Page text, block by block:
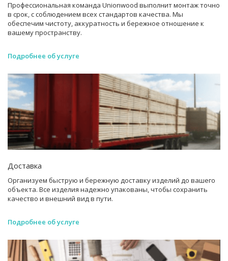
Профессиональная команда Unionwood выполнит монтаж точно
в срок, с соблюдением всех стандартов качества. Мы
обеспечим чистоту, аккуратность и бережное отношение к
вашему пространству.
Подробнее об услуге
Доставка
Организуем быструю и бережную доставку изделий до вашего
объекта. Все изделия надежно упакованы, чтобы сохранить
качество и внешний вид в пути.
Подробнее об услуге